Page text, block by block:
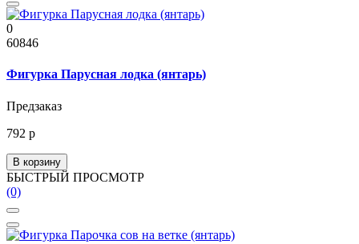
0
60846
Фигурка Парусная лодка (янтарь)
Предзаказ
792 р
В корзину
БЫСТРЫЙ ПРОСМОТР
(0)